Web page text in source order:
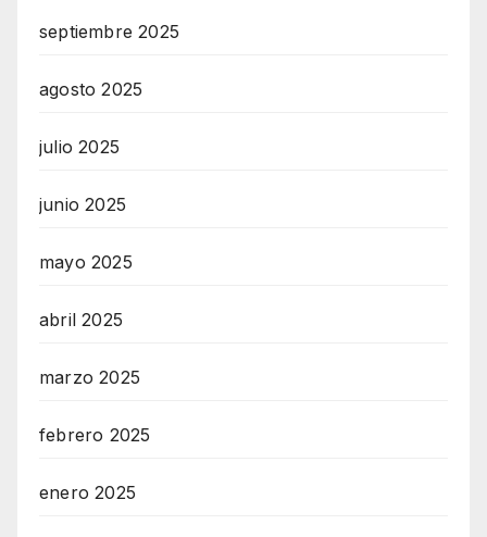
septiembre 2025
agosto 2025
julio 2025
junio 2025
mayo 2025
abril 2025
marzo 2025
febrero 2025
enero 2025